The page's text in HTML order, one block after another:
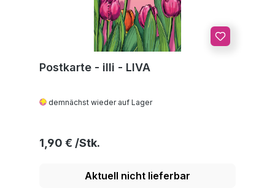
Postkarte - illi - LIVA
demnächst wieder auf Lager
Regulärer Preis:
1,90 €
Aktuell nicht lieferbar